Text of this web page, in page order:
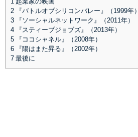
1
起業家の映画
2 『バトルオブシリコンバレー』（1999年）
3 『ソーシャルネットワーク』（2011年）
4 『スティーブジョブズ』（2013年）
5 『ココシャネル』（2008年）
6 『陽はまた昇る』（2002年）
7 最後に